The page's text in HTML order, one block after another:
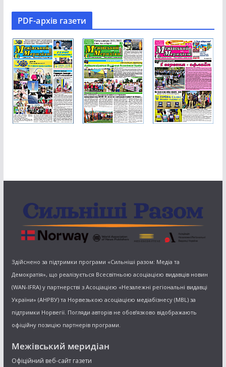
PDF-aрхів газети
Здійснено за підтримки програми «Сильніші разом: Медіа та
Демократія», що реалізується Всесвітньою асоціацією видавців новин
(WAN-IFRA) у партнерстві з Асоціацією «Незалежні регіональні видавці
України» (АНРВУ) та Норвезькою асоціацією медіабізнесу (MBL) за
підтримки Норвегії. Погляди авторів не обов’язково відображають
офіційну позицію партнерів програми.
Межівський меридіан
Офіційний веб-сайт газети